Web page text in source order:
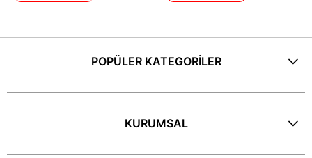
POPÜLER KATEGORİLER
KURUMSAL